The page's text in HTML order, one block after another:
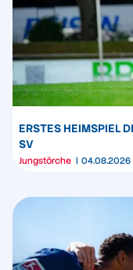
ERSTES HEIMSPIEL
SV
Jungstörche 04.08.2026